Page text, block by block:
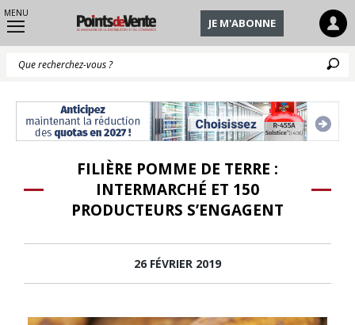
MENU
JE M'ABONNE
FILIÈRE POMME DE TERRE :
INTERMARCHÉ ET 150
PRODUCTEURS S’ENGAGENT
26 FÉVRIER 2019